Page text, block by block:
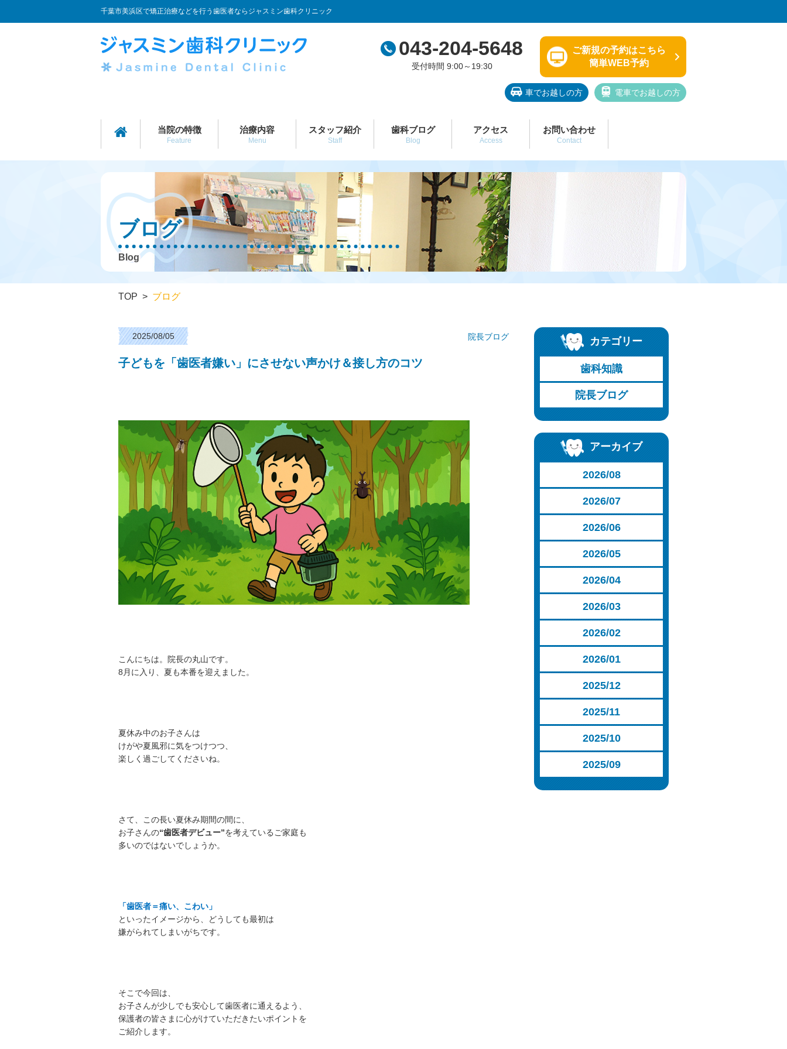
千葉市美浜区で矯正治療などを行う歯医者ならジャスミン歯科クリニック
043-204-5648
受付時間 9:00～19:30
ご新規の予約はこちら
簡単WEB予約
車でお越しの方 電車でお越しの方
当院の特徴
Feature
治療内容
Menu
スタッフ紹介
Staff
歯科ブログ
Blog
アクセス
Access
お問い合わせ
Contact
ブログ
Blog
TOP ブログ
2025/08/05 院長ブログ
子どもを「歯医者嫌い」にさせない声かけ＆接し方のコツ
こんにちは。院長の丸山です。
8月に入り、夏も本番を迎えました。
夏休み中のお子さんは
けがや夏風邪に気をつけつつ、
楽しく過ごしてくださいね。
さて、この長い夏休み期間の間に、
お子さんの“歯医者デビュー”を考えているご家庭も
多いのではないでしょうか。
「歯医者＝痛い、こわい」
といったイメージから、どうしても最初は
嫌がられてしまいがちです。
そこで今回は、
お子さんが少しでも安心して歯医者に通えるよう、
保護者の皆さまに心がけていただきたいポイントを
ご紹介します。
カテゴリー
歯科知識
院長ブログ
アーカイブ
2026/08
2026/07
2026/06
2026/05
2026/04
2026/03
2026/02
2026/01
2025/12
2025/11
2025/10
2025/09